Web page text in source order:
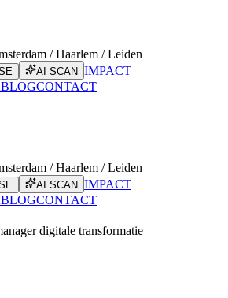
/ Haarlem / Leiden
AI SCAN IMPACT
BLOGCONTACT
/ Haarlem / Leiden
AI SCAN IMPACT
BLOGCONTACT
digitale transformatie